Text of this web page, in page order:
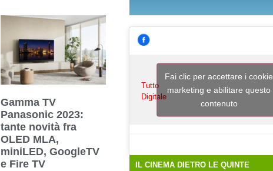
Gamma TV
Panasonic 2023:
tante novità fra
OLED MLA,
miniLED, GoogleTV
e Fire TV
Tutto
Digitale
Fai clic per accettare i cookie
marketing e abilitare questo
contenuto
IL CINEMA DIETRO LE QUINTE